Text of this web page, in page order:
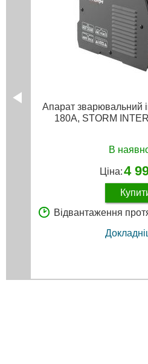
Апарат зварювальний
180A, STORM
В
Ціна:4
Відвантаження